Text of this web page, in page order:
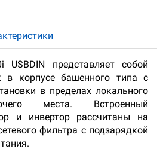
представляет собой
в корпусе башенного типа с
в пределах локального
места. Встроенный
и инвертор рассчитаны на
фильтра с подзарядкой